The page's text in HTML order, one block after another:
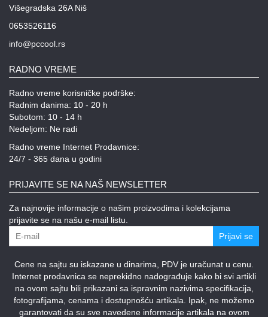
Višegradska 26A Niš
0653526116
info@pccool.rs
RADNO VREME
Radno vreme korisničke podrške:
Radnim danima: 10 - 20 h
Subotom: 10 - 14 h
Nedeljom: Ne radi
Radno vreme Internet Prodavnice:
24/7 - 365 dana u godini
PRIJAVITE SE NA NAŠ NEWSLETTER
Za najnovije informacije o našim proizvodima i kolekcijama
prijavite se na našu e-mail listu.
Prijavi se
Cene na sajtu su iskazane u dinarima, PDV je uračunat u cenu.
Internet prodavnica se neprekidno nadograđuje kako bi svi artikli
na ovom sajtu bili prikazani sa ispravnim nazivima specifikacija,
fotografijama, cenama i dostupnošću artikala. Ipak, ne možemo
garantovati da su sve navedene informacije artikala na ovom